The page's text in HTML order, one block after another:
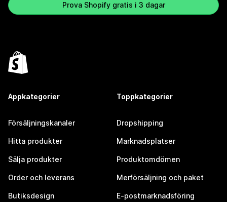
Prova Shopify gratis i 3 dagar
Appkategorier
Försäljningskanaler
Hitta produkter
Sälja produkter
Order och leverans
Butiksdesign
Toppkategorier
Dropshipping
Marknadsplatser
Produktomdömen
Merförsäljning och paket
E-postmarknadsföring